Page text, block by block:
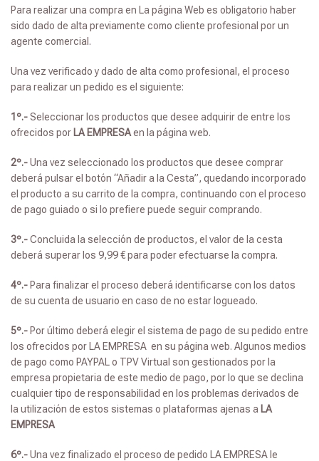
Para realizar una compra en La página Web es obligatorio haber
sido dado de alta previamente como cliente profesional por un
agente comercial.
Una vez verificado y dado de alta como profesional, el proceso
para realizar un pedido es el siguiente:
1º.-Seleccionar los productos que desee adquirir de entre los
ofrecidos por LA EMPRESAen la página web.
2º.-Una vez seleccionado los productos que desee comprar
deberá pulsar el botón “Añadir a la Cesta”, quedando incorporado
el producto a su carrito de la compra, continuando con el proceso
de pago guiado o si lo prefiere puede seguir comprando.
3º.-Concluida la selección de productos, el valor de la cesta
deberá superar los 9,99 € para poder efectuarse la compra.
4º.- Para finalizar el proceso deberá identificarse con los datos
de su cuenta de usuario en caso de no estar logueado.
5º.- Por último deberá elegir el sistema de pago de su pedido entre
los ofrecidos por LA EMPRESA en su página web. Algunos medios
de pago como PAYPAL o TPV Virtual son gestionados por la
empresa propietaria de este medio de pago, por lo que se declina
cualquier tipo de responsabilidad en los problemas derivados de
la utilización de estos sistemas o plataformas ajenas a LA
EMPRESA
6º.-Una vez finalizado el proceso de pedido LA EMPRESA le